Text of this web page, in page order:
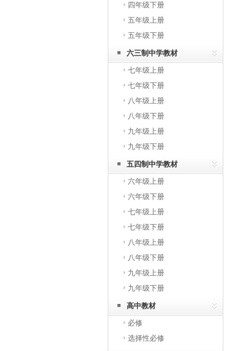
四年级下册
五年级上册
五年级下册
六三制中学教材
七年级上册
七年级下册
八年级上册
八年级下册
九年级上册
九年级下册
五四制中学教材
六年级上册
六年级下册
七年级上册
七年级下册
八年级上册
八年级下册
九年级上册
九年级下册
高中教材
必修
选择性必修